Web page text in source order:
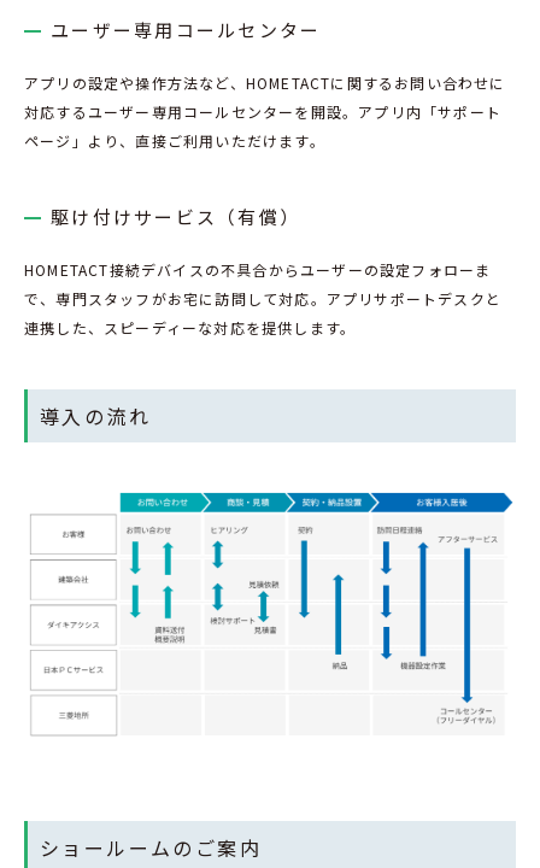
ユーザー専用コールセンター
アプリの設定や操作方法など、HOMETACTに関するお問い合わせに
対応するユーザー専用コールセンターを開設。アプリ内「サポート
ページ」より、直接ご利用いただけます。
駆け付けサービス（有償）
HOMETACT接続デバイスの不具合からユーザーの設定フォローま
で、専門スタッフがお宅に訪問して対応。アプリサポートデスクと
連携した、スピーディーな対応を提供します。
導入の流れ
ショールームのご案内